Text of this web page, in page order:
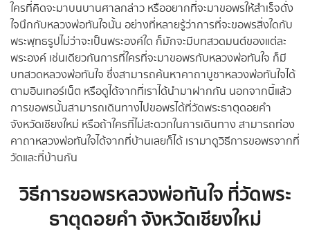
ใครที่คิดจะมาบนบานศาลกล่าว หรืออยากที่จะมาขอพรให้สำเร็จดั่ง
ใจนึกกับหลวงพ่อทันใจนั้น อย่างที่หลายรู้ว่าการที่จะขอพรสิ่งใดกับ
พระพุทธรูปไม่ว่าจะเป็นพระองค์ใด ก็มักจะมีบทสวดมนต์ของแต่ละ
พระองค์ เช่นเดียวกันการที่ใครที่จะมาขอพรกับหลวงพ่อทันใจ ก็มี
บทสวดหลวงพ่อทันใจ ซึ่งสามารถค้นหาคาถาบูชาหลวงพ่อทันใจได้
ตามอินเทอร์เน็ต หรือดูได้จากที่เราได้นำมาฝากกัน นอกจากนี้แล้ว
การขอพรนั้นสามารถเดินทางไปขอพรได้ที่วัดพระธาตุดอยคำ
จังหวัดเชียงใหม่ หรือถ้าใครที่ไม่สะดวกในการเดินทาง สามารถท่อง
คาถาหลวงพ่อทันใจได้จากที่บ้านเลยก็ได้ เรามาดูวิธีการขอพรจากที่
วัดและที่บ้านกัน
วิธีการขอพรหลวงพ่อทันใจ ที่วัดพระ
ธาตุดอยคำ จังหวัดเชียงใหม่